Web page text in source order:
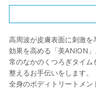
高周波が皮膚表面に刺激
効果を高める「美ANION
常のなかのくつろぎタイ
整えるお手伝いをします。
全身のボディトリートメン